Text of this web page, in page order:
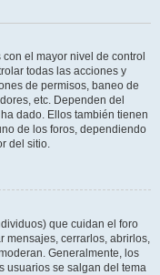
el mayor nivel de control
todas las acciones y
de permisos, baneo de
etc. Dependen del
dado. Ellos también tienen
de los foros, dependiendo
del sitio.
que cuidan el foro
mensajes, cerrarlos, abrirlos,
Generalmente, los
usuarios se salgan del tema